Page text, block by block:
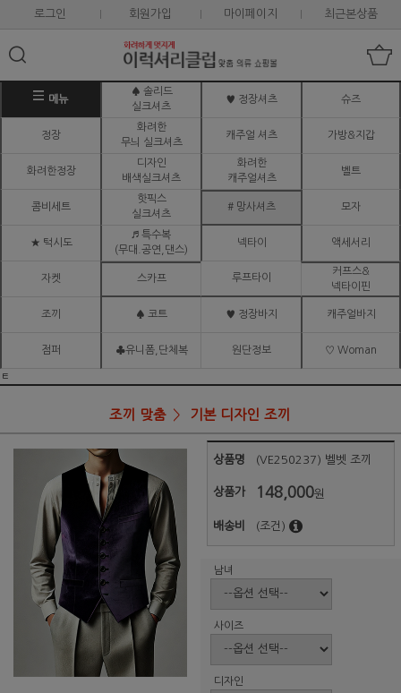
로그인 회원가입 마이페이지 최근본상품
메뉴
♠ 솔리드
실크셔츠
♥ 정장셔츠 슈즈
정장
화려한
무늬 실크셔츠
캐주얼 셔츠 가방&지갑
화려한정장
디자인
배색실크셔츠
화려한
캐주얼셔츠
벨트
콤비세트
핫픽스
실크셔츠
# 망사셔츠 모자
★ 턱시도
♬ 특수복
(무대.공연,댄스)
넥타이 액세서리
자켓 스카프 루프타이
커프스&
넥타이핀
조끼 ♠ 코트 ♥ 정장바지 캐주얼바지
점퍼 ♣유니폼,단체복 원단정보 ♡ Woman
ㅌ
조끼 맞춤 기본 디자인 조끼
상품명 (VE250237) 벨벳 조끼
상품가 148,000원
배송비 (조건)
남녀
사이즈
디자인